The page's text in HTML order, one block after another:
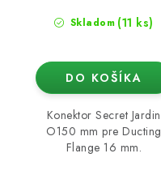
Skladom (11 ks)
DO KOŠÍKA
Konektor Secret Jardin
O150 mm pre Ducting
Flange 16 mm.